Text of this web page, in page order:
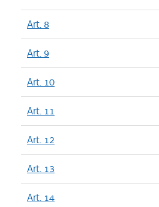
Art. 8
Art. 9
Art. 10
Art. 11
Art. 12
Art. 13
Art. 14